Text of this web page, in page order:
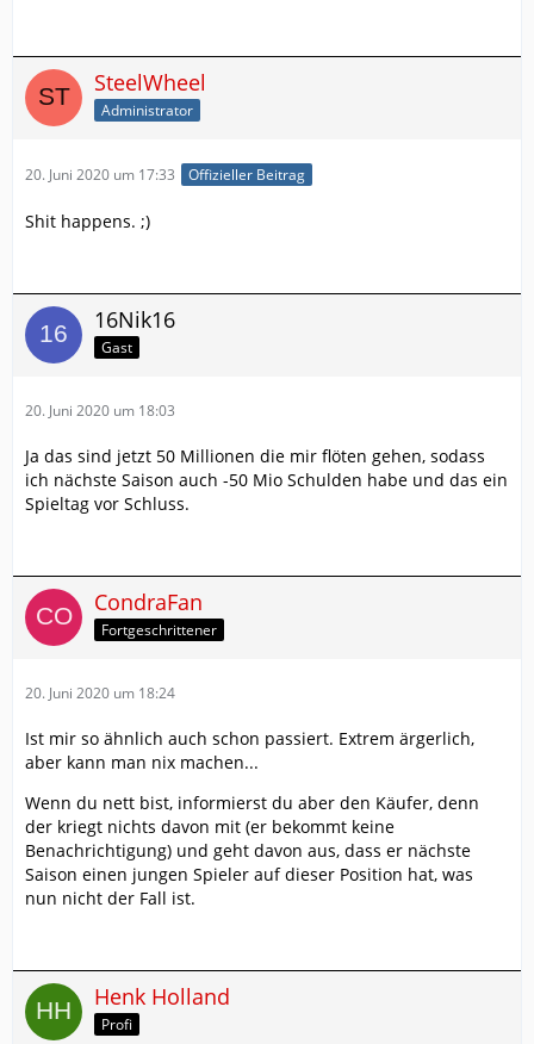
SteelWheel
Administrator
20. Juni 2020 um 17:33 Offizieller Beitrag
Shit happens. ;)
16Nik16
Gast
20. Juni 2020 um 18:03
Ja das sind jetzt 50 Millionen die mir flöten gehen, sodass
ich nächste Saison auch -50 Mio Schulden habe und das ein
Spieltag vor Schluss.
CondraFan
Fortgeschrittener
20. Juni 2020 um 18:24
Ist mir so ähnlich auch schon passiert. Extrem ärgerlich,
aber kann man nix machen...
Wenn du nett bist, informierst du aber den Käufer, denn
der kriegt nichts davon mit (er bekommt keine
Benachrichtigung) und geht davon aus, dass er nächste
Saison einen jungen Spieler auf dieser Position hat, was
nun nicht der Fall ist.
Henk Holland
Profi